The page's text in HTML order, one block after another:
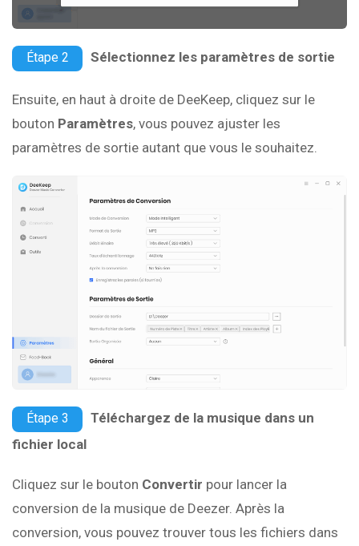
Étape 2 Sélectionnez les paramètres de sortie
Ensuite, en haut à droite de DeeKeep, cliquez sur le
bouton Paramètres, vous pouvez ajuster les
paramètres de sortie autant que vous le souhaitez.
Étape 3
Téléchargez de la musique dans un
fichier local
Cliquez sur le bouton Convertir pour lancer la
conversion de la musique de Deezer. Après la
conversion, vous pouvez trouver tous les fichiers dans